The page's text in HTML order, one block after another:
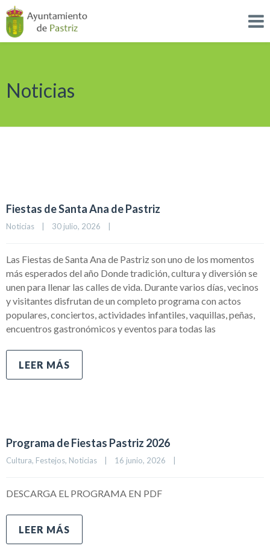
Noticias
Fiestas de Santa Ana de Pastriz
Noticias 30 julio, 2026
Las Fiestas de Santa Ana de Pastriz son uno de los momentos
más esperados del año Donde tradición, cultura y diversión se
unen para llenar las calles de vida. Durante varios días, vecinos
y visitantes disfrutan de un completo programa con actos
populares, conciertos, actividades infantiles, vaquillas, peñas,
encuentros gastronómicos y eventos para todas las
LEER MÁS
Programa de Fiestas Pastriz 2026
Cultura, Festejos, Noticias 16 junio, 2026
DESCARGA EL PROGRAMA EN PDF
LEER MÁS